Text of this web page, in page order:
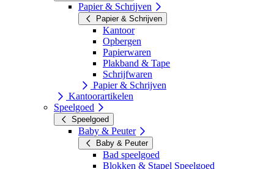
Papier & Schrijven
Papier & Schrijven
Kantoor
Opbergen
Papierwaren
Plakband & Tape
Schrijfwaren
Papier & Schrijven
Kantoorartikelen
Speelgoed
Speelgoed
Baby & Peuter
Baby & Peuter
Bad speelgoed
Blokken & Stapel Speelgoed